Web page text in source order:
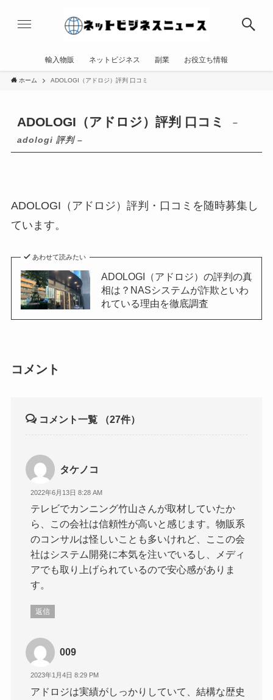
輸入物販 ネットビジネス 副業 お役立ち情報
ホーム ADOLOGI（アドロジ）評判 口コミ
ADOLOGI（アドロジ）評判 口コミ
–
adologi 評判 –
ADOLOGI（アドロジ）評判・口コミを随時募集し
ています。
あわせて読みたい
ADOLOGI（アドロジ）の評判の真
相は？NASシステムが詐欺といわ
れている理由を徹底調査
コメント
コメント一覧 （27件）
タケノコ
2022年6月13日 8:28 AM
テレビでカンニング竹山さんが取材していたか
ら、この会社は信頼性が高いと感じます。物販系
のコンサルは怪しいことも多いけれど、ここの会
社はシステム開発に本気を注いでいるし、メディ
アでも取り上げられているので安心感がありま
す。
返信
009
2023年1月4日 8:29 PM
アドロジは実績がしっかりしていて、結構な歴史